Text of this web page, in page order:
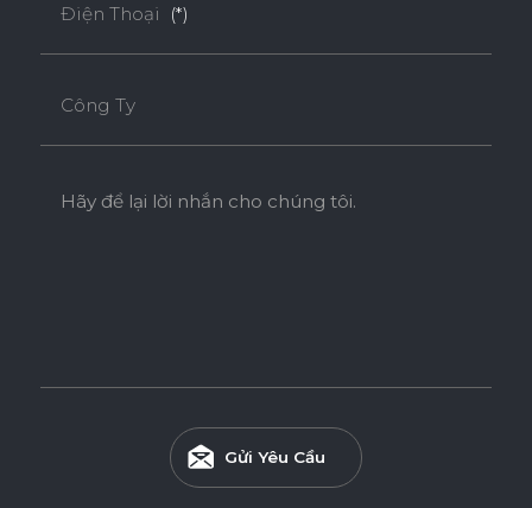
Điện Thoại (*)
Công Ty
Hãy để lại lời nhắn cho chúng tôi.
Gửi Yêu Cầu